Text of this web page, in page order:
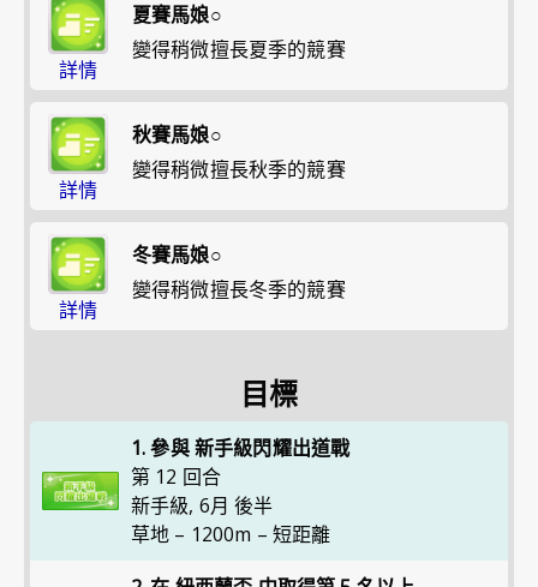
詳情
夏賽馬娘○
變得稍微擅長夏季的競賽
詳情
秋賽馬娘○
變得稍微擅長秋季的競賽
詳情
冬賽馬娘○
變得稍微擅長冬季的競賽
目標
1. 參與 新手級閃耀出道戰
第 12 回合
新手級, 6月 後半
草地 – 1200m – 短距離